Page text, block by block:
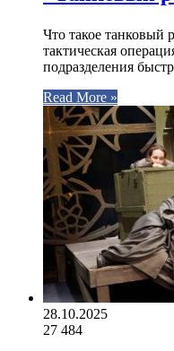
Что такое танковый
тактическая
подразделения
Read More »
28.10.2025
27 484